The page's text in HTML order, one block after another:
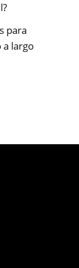
para
largo